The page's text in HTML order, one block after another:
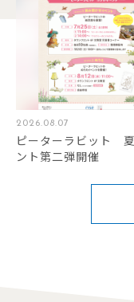
2026.08.07
ピーターラビット
ント第二弾開催